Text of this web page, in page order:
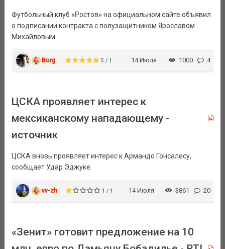
Футбольный клуб «Ростов» на официальном сайте объявил
о подписании контракта с полузащитником Ярославом
Михайловым.
Borg 5 / 1 14 Июля 1000 4
ЦСКА проявляет интерес к
мексиканскому нападающему -
источник
ЦСКА вновь проявляет интерес к Армандо Гонсалесу,
сообщает Удар Эджуке.
vv-zh 1 / 1 14 Июля 3861 20
«Зенит» готовит предложение на 10